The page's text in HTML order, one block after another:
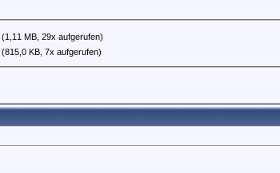
(1,11 MB, 29x aufgerufen)
(815,0 KB, 7x aufgerufen)